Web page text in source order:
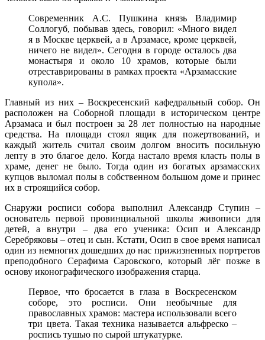
Современник А.С. Пушкина князь Владимир
Соллогуб, побывав здесь, говорил: «Много видел
я в Москве церквей, а в Арзамасе, кроме церквей,
ничего не видел». Сегодня в городе осталось два
монастыря и около 10 храмов, которые были
отреставрированы в рамках проекта «Арзамасские
купола».
Главный из них – Воскресенский кафедральный собор. Он
расположен на Соборной площади в историческом центре
Арзамаса и был построен за 28 лет полностью на народные
средства. На площади стоял ящик для пожертвований, и
каждый житель считал своим долгом вносить посильную
лепту в это благое дело. Когда настало время класть полы в
храме, денег не было. Тогда один из богатых арзамасских
купцов выломал полы в собственном большом доме и принес
их в строящийся собор.
Снаружи росписи собора выполнил Александр Ступин –
основатель первой провинциальной школы живописи для
детей, а внутри – два его ученика: Осип и Александр
Серебряковы – отец и сын. Кстати, Осип в свое время написал
один из немногих дошедших до нас прижизненных портретов
преподобного Серафима Саровского, который лёг позже в
основу иконографического изображения старца.
Первое, что бросается в глаза в Воскресенском
соборе, это росписи. Они необычные для
православных храмов: мастера использовали всего
три цвета. Такая техника называется альфреско –
роспись тушью по сырой штукатурке.